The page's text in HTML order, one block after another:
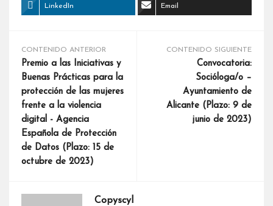
LinkedIn Email
CONTENIDO ANTERIOR
Premio a las Iniciativas y
Buenas Prácticas para la
protección de las mujeres
frente a la violencia
digital - Agencia
Española de Protección
de Datos (Plazo: 15 de
octubre de 2023)
CONTENIDO SIGUIENTE
Convocatoria:
Socióloga/o –
Ayuntamiento de
Alicante (Plazo: 9 de
junio de 2023)
Copyscyl